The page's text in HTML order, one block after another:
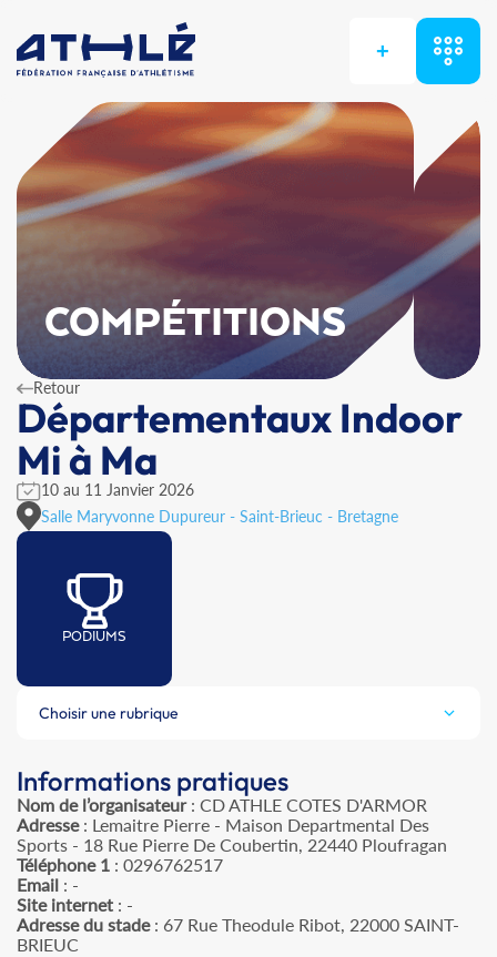
+
COMPÉTITIONS
Retour
Départementaux Indoor
Mi à Ma
10 au 11 Janvier 2026
Salle Maryvonne Dupureur - Saint-Brieuc - Bretagne
PODIUMS
Choisir une rubrique
Informations pratiques
Nom de l’organisateur: CD ATHLE COTES D'ARMOR
Adresse: Lemaitre Pierre - Maison Departmental Des
Sports - 18 Rue Pierre De Coubertin, 22440 Ploufragan
Téléphone 1 : 0296762517
Email : -
Site internet : -
Adresse du stade: 67 Rue Theodule Ribot, 22000 SAINT-
BRIEUC